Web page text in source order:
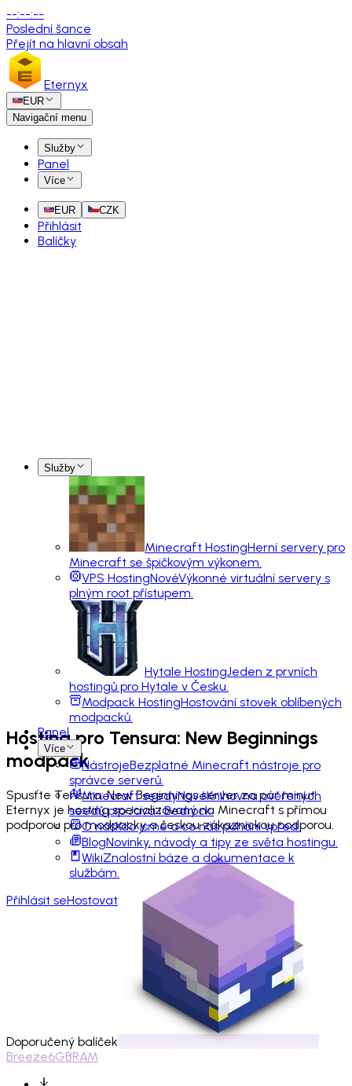
--:--:--
Poslední šance
Přejít na hlavní obsah
Eternyx
EUR
Navigační menu
Služby
Panel
Více
EUR CZK
Přihlásit
Balíčky
Služby
Minecraft HostingHerní servery pro
Minecraft se špičkovým výkonem.
VPS HostingNovéVýkonné virtuální servery s
plným root přístupem.
Hytale HostingJeden z prvních
hostingů pro Hytale v Česku.
Modpack HostingHostování stovek oblíbených
modpacků.
Panel
Více
NástrojeBezplatné Minecraft nástroje pro
správce serverů.
Minecraft seedyNovéKnihovna ověřených
seedů pro Java i Bedrock.
O násKdo jsme a co nás pohání vpřed.
BlogNovinky, návody a tipy ze světa hostingu.
WikiZnalostní báze a dokumentace k
službám.
Přihlásit seHostovat
Hosting pro Tensura: New Beginnings
modpack
Spusťte Tensura: New Beginnings server za pár minut.
Eternyx je hosting specializovaný na Minecraft s přímou
podporou pro modpacky a českou zákaznickou podporou.
Doporučený balíček
Breeze6GBRAM